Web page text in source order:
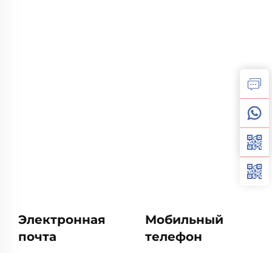
Электронная
почта
Мобильный
телефон